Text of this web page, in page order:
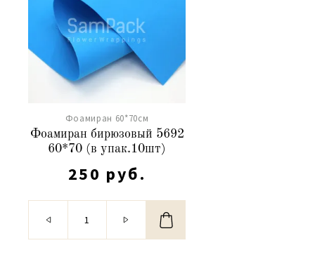
Фоамиран 60*70см
Фоамиран бирюзовый 5692
60*70 (в упак.10шт)
250 руб.